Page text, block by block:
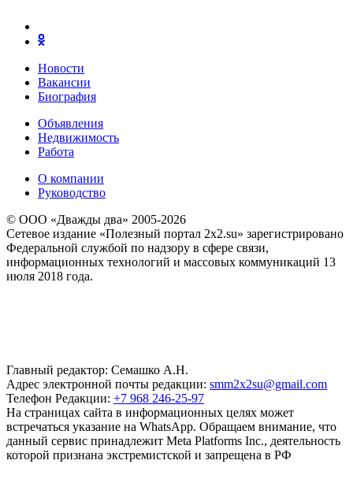
Новости
Вакансии
Биография
Объявления
Недвижимость
Работа
О компании
Руководство
© ООО «Дважды два» 2005-2026
Сетевое издание «Полезный портал 2x2.su» зарегистрировано
Федеральной службой по надзору в сфере связи,
информационных технологий и массовых коммуникаций 13
июля 2018 года.
Главный редактор: Семашко А.Н.
Адрес электронной почты редакции: smm2x2su@gmail.com
Телефон Редакции: +7 968 246-25-97
На страницах сайта в информационных целях может
встречаться указание на WhatsApp. Обращаем внимание, что
данный сервис принадлежит Meta Platforms Inc., деятельность
которой признана экстремистской и запрещена в РФ